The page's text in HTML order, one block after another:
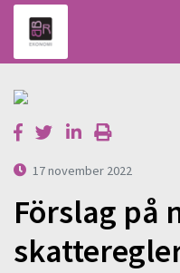
17 november 2022
Förslag på